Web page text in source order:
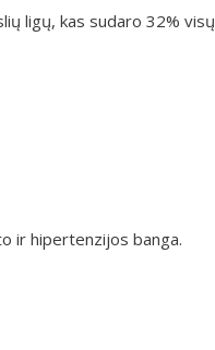
ligų, kas sudaro 32% visų
ir hipertenzijos banga.